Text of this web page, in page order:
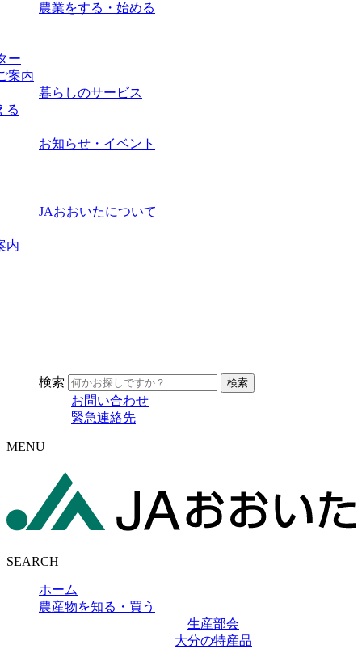
農業をする・始める
ー
案内
暮らしのサービス
る
お知らせ・イベント
JAおおいたについて
内
検索
お問い合わせ
緊急連絡先
MENU
SEARCH
ホーム
農産物を知る・買う
生産部会
大分の特産品